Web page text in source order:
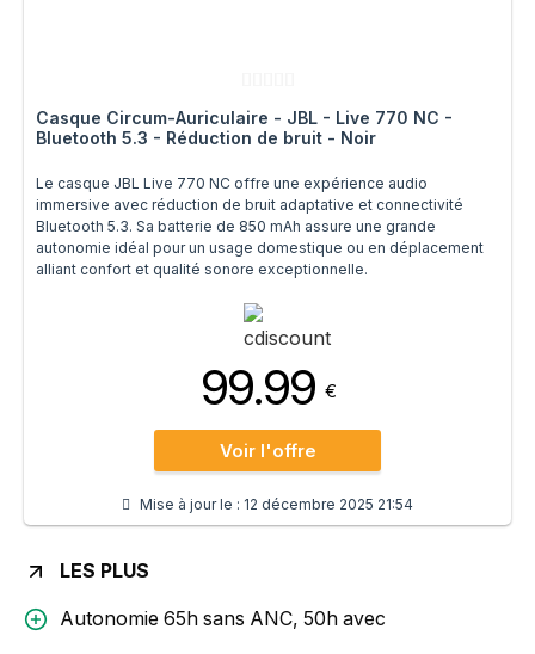
Casque Circum-Auriculaire - JBL - Live 770 NC -
Bluetooth 5.3 - Réduction de bruit - Noir
Le casque JBL Live 770 NC offre une expérience audio
immersive avec réduction de bruit adaptative et connectivité
Bluetooth 5.3. Sa batterie de 850 mAh assure une grande
autonomie idéal pour un usage domestique ou en déplacement
alliant confort et qualité sonore exceptionnelle.
99.99€
Voir l'offre
Mise à jour le : 12 décembre 2025 21:54
LES PLUS
Autonomie 65h sans ANC, 50h avec